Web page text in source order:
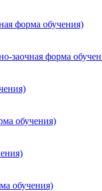
форма обучения)
заочная форма
обучения)
обучения)